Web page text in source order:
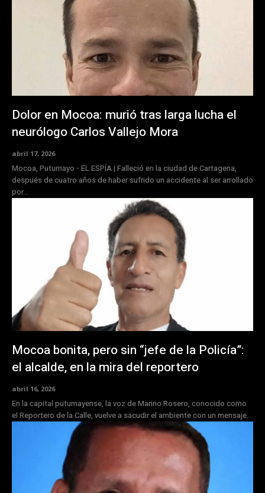
Dolor en Mocoa: murió tras larga lucha el
neurólogo Carlos Vallejo Mora
abril 17, 2026
Mocoa, Putumayo - EL ESPÍA | Falleció en la ciudad de Cartagena,
después de cuatro años de haber sufrido un accidente al ser arrollado
por...
Mocoa bonita, pero sin “jefe de la Policía”:
el alcalde, en la mira del reportero
abril 16, 2026
En la capital putumayense, la voz de Marino Rosero, conocido como
el Reportero de la Calle, vuelve a sacudir el ambiente con un mensaje...